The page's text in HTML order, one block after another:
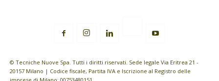
© Tecniche Nuove Spa. Tutti i diritti riservati. Sede legale Via Eritrea 21 -
20157 Milano | Codice fiscale, Partita IVA e Iscrizione al Registro delle